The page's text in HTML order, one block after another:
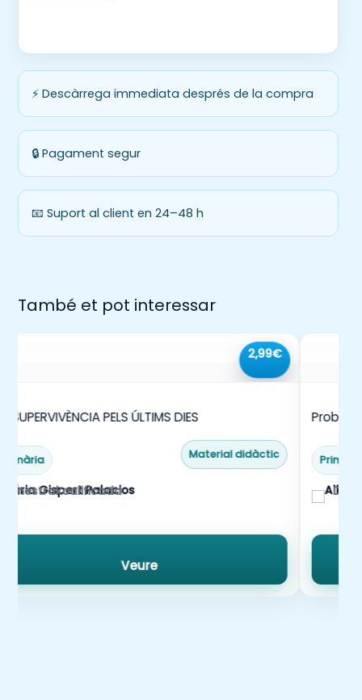
⚡ Descàrrega immediata després de la compra
🔒 Pagament segur
📧 Suport al client en 24–48 h
També et pot interessar
2,99€
SUPERVIVÈNCIA PELS ÚLTIMS DIES
Primària Material didàctic
mestrakoalificada
Veure